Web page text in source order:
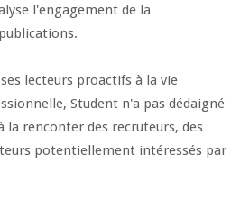
l'engagement de la
lecteurs proactifs à la vie
Student n'a pas dédaigné
la renconter des recruteurs, des
potentiellement intéressés par